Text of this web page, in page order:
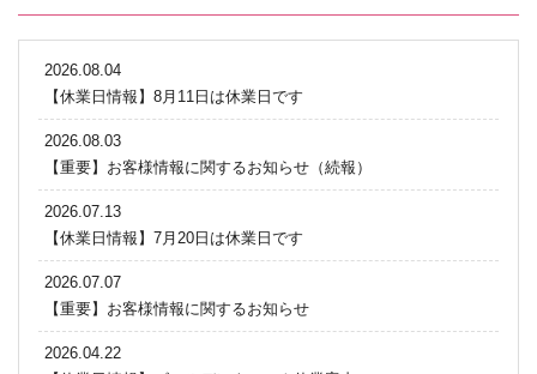
2026.08.04
【休業日情報】8月11日は休業日です
2026.08.03
【重要】お客様情報に関するお知らせ（続報）
2026.07.13
【休業日情報】7月20日は休業日です
2026.07.07
【重要】お客様情報に関するお知らせ
2026.04.22